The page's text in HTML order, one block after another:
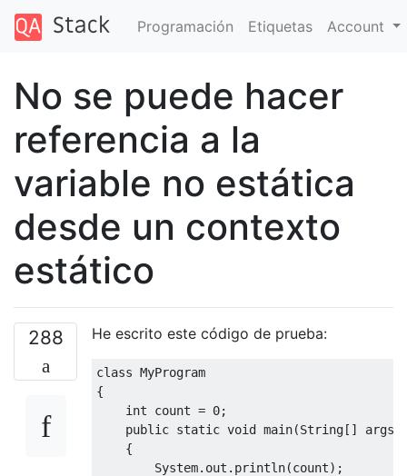
Programación Etiquetas Account
No se puede hacer
referencia a la
variable no estática
desde un contexto
estático
288 He escrito este código de prueba:
class MyProgram
{
int count = 0;
public static void main(String[] args
{
System. out . println(count);